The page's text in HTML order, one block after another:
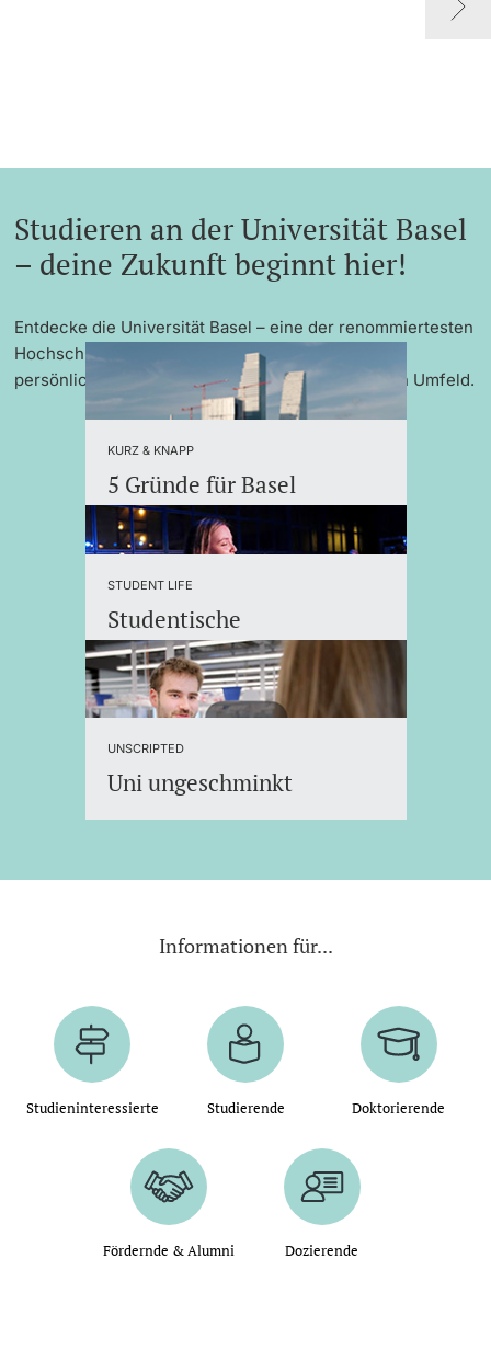
Studieren an der Universität Basel
– deine Zukunft beginnt hier!
Entdecke die Universität Basel – eine der renommiertesten
Hochschulen Europas mit exzellenter Forschung,
persönlicher Betreuung und einem internationalen Umfeld.
KURZ & KNAPP
5 Gründe für Basel
STUDENT LIFE
Studentische
Organisationen
UNSCRIPTED
Uni ungeschminkt
Informationen für...
Studieninteressierte Studierende Doktorierende
Fördernde & Alumni Dozierende